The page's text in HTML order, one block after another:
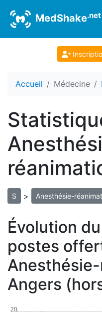
MedShake.net
Accueil Médecine
S > Anesthésie-
Évolution
postes
Angers
20